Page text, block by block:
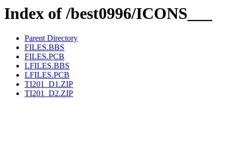
Index of /best0996/ICONS___
Parent Directory
FILES.BBS
FILES.PCB
LFILES.BBS
LFILES.PCB
TI201_D1.ZIP
TI201_D2.ZIP